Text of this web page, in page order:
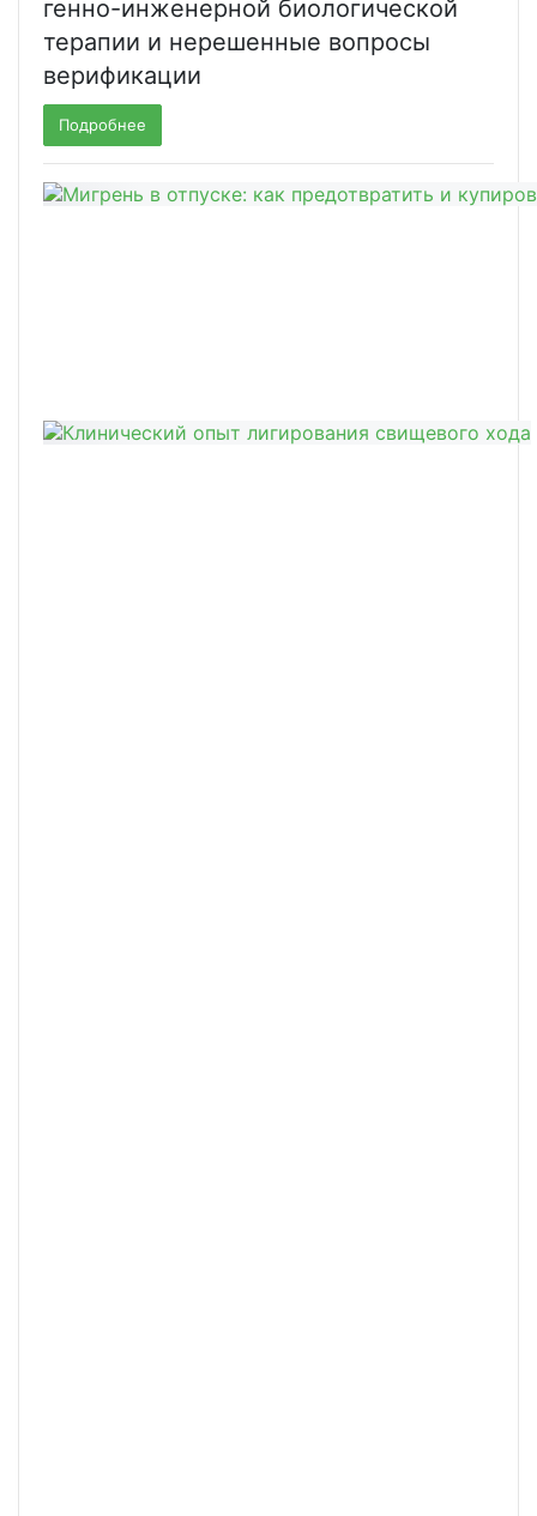
генно-инженерной биологической
терапии и нерешенные вопросы
верификации
Подробнее